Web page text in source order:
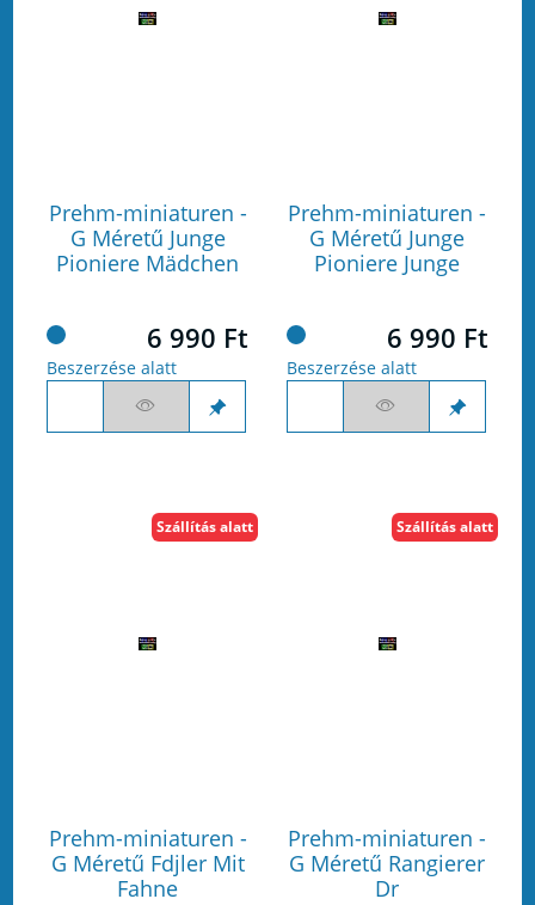
Prehm-miniaturen -
G Méretű Junge
Pioniere Mädchen
6 990 Ft
Beszerzése alatt
Prehm-miniaturen -
G Méretű Junge
Pioniere Junge
6 990 Ft
Beszerzése alatt
Prehm-miniaturen -
G Méretű Fdjler Mit
Fahne
Szállítás alatt
Prehm-miniaturen -
G Méretű Rangierer
Dr
Szállítás alatt